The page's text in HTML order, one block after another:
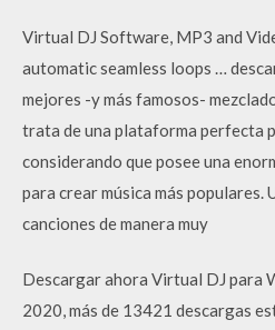
Virtual DJ Software, MP3 and
automatic seamless loops …
mejores -y más famosos-
trata de una plataforma perfecta
considerando que posee una
para crear música más
canciones de manera muy
Descargar ahora Virtual DJ para
2020, más de 13421 descargas